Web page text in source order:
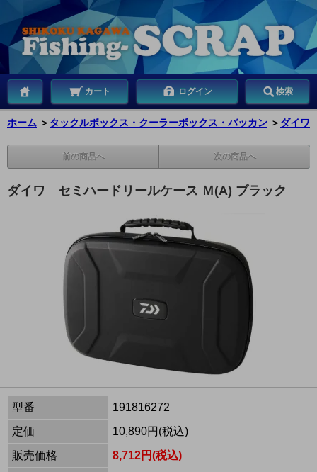
カート ログイン 検索
ホーム ＞ タックルボックス・クーラーボックス・バッカン ＞ ダイワ
前の商品へ 次の商品へ
ダイワ セミハードリールケース Ｍ(A) ブラック
型番
191816272
定価
10,890円(税込)
販売価格
8,712円(税込)